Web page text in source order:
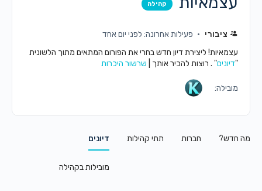
קהילה
ציבורי
פעילות אחרונה: לפני יום אחד
עצמאיות! ליצירת דיון חדש בחרי את הפורום המתאים מתוך הלשונית
דיונים" . רוצות להכיר אותך | שרשור היכרות
מובילה:
מה חדש? חברות תתי קהילות דיונים
מובילות בקהילה